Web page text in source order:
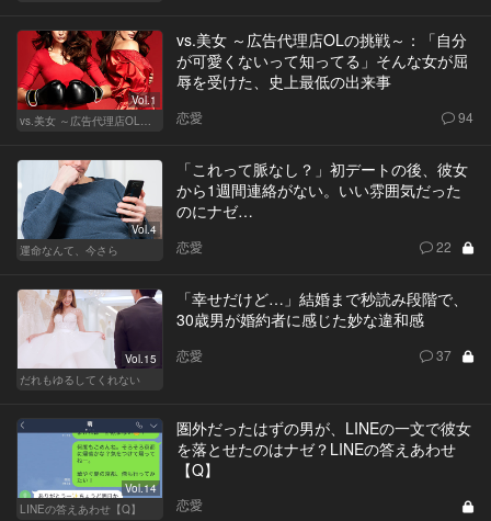
Vol.1
vs.美女 ～広告代理店OLの挑戦～：「自分
が可愛くないって知ってる」そんな女が屈
辱を受けた、史上最低の出来事
恋愛 94
Vol.4
運命なんて、今さら
「これって脈なし？」初デートの後、彼女
から1週間連絡がない。いい雰囲気だった
のにナゼ…
恋愛 22
Vol.15
だれもゆるしてくれない
「幸せだけど…」結婚まで秒読み段階で、
30歳男が婚約者に感じた妙な違和感
恋愛 37
Vol.14
LINEの答えあわせ【Q】
圏外だったはずの男が、LINEの一文で彼女
を落とせたのはナゼ？LINEの答えあわせ
【Q】
恋愛